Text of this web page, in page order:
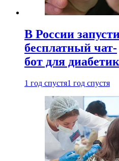
В России
бесплатный чат-
бот для
1 год спустя1 год спустя